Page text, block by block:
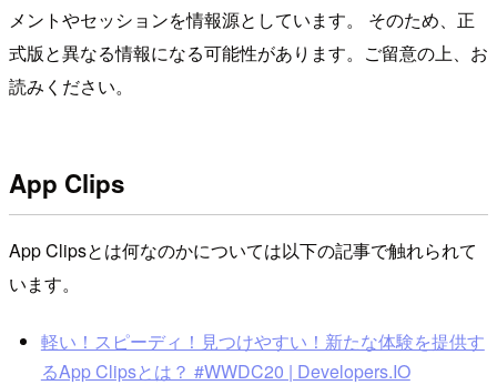
メントやセッションを情報源としています。 そのため、正
式版と異なる情報になる可能性があります。ご留意の上、お
読みください。
App Clips
App Clipsとは何なのかについては以下の記事で触れられて
います。
軽い！スピーディ！見つけやすい！新たな体験を提供す
るApp Clipsとは？ #WWDC20 | Developers.IO